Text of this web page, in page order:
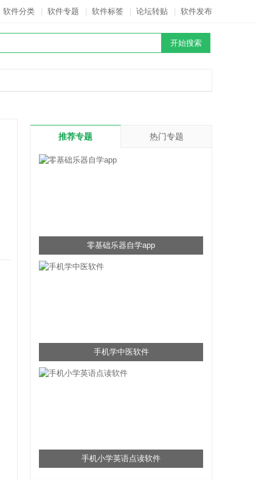
软件分类 软件专题 软件标签 论坛转贴 软件发布
推荐专题 热门专题
零基础乐器自学app
手机学中医软件
手机小学英语点读软件